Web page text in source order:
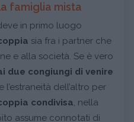
famiglia mista
in primo luogo
sia fra i partner che
e alla società. Se è vero
due congiungi di venire
e l’estraneità dell’altro per
condivisa, nella
assume connotati di